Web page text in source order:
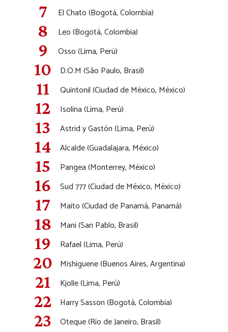
El Chato (Bogotá, Colombia)
Leo (Bogotá, Colombia)
Osso (Lima, Perú)
D.O.M (São Paulo, Brasil)
Quintonil (Ciudad de México, México)
Isolina (Lima, Perú)
Astrid y Gastón (Lima, Perú)
Alcalde (Guadalajara, México)
Pangea (Monterrey, México)
Sud 777 (Ciudad de México, México)
Maito (Ciudad de Panamá, Panamá)
Mani (San Pablo, Brasil)
Rafael (Lima, Perú)
Mishiguene (Buenos Aires, Argentina)
Kjolle (Lima, Perú)
Harry Sasson (Bogotá, Colombia)
Oteque (Río de Janeiro, Brasil)